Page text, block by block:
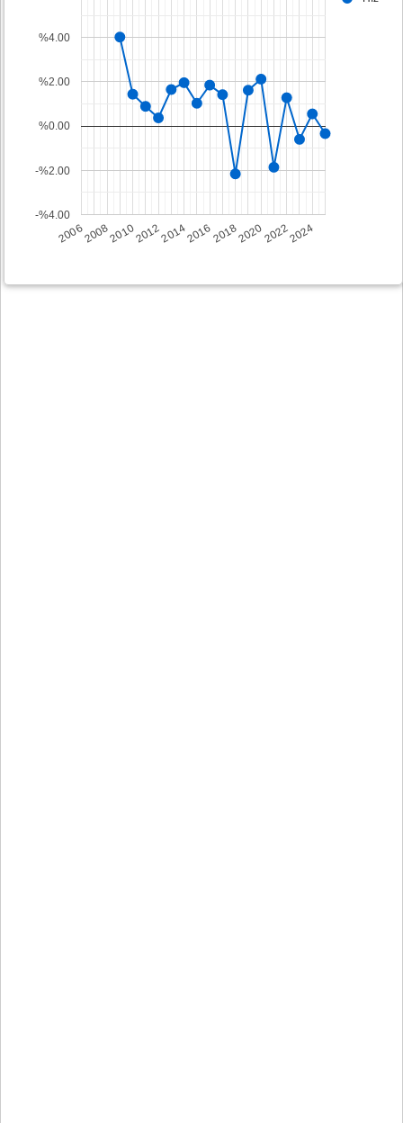
2006200820102012201420162018202020222024
-%4.00
-%2.00
%0.00
%2.00
%4.00